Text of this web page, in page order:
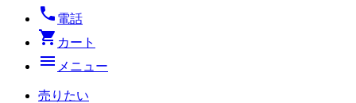
local_phone 電話
shopping_cart カート
menu メニュー
売りたい